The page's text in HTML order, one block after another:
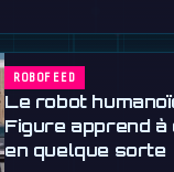
ROBOFEED
Le robot
Figure apprend à
en quelque sorte